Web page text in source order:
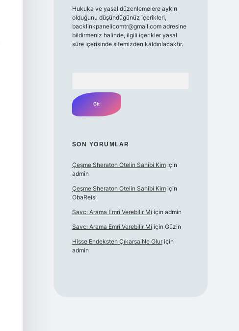
Hukuka ve yasal düzenlemelere aykırı
olduğunu düşündüğünüz içerikleri,
backlinkpanelicomtr@gmail.comadresine
bildirmeniz halinde, ilgili içerikler yasal
süre içerisinde sitemizden kaldırılacaktır.
SON YORUMLAR
Çeşme Sheraton Otelin Sahibi Kimiçin
admin
Çeşme Sheraton Otelin Sahibi Kimiçin
ObaReisi
Savcı Arama Emri Verebilir Mi için admin
Savcı Arama Emri Verebilir Mi için Güzin
Hisse Endeksten Çıkarsa Ne Oluriçin
admin